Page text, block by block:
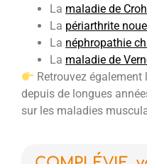
La maladie de
La périarthrite
La néphropathie
La maladie de
Retrouvez également
depuis de longues
sur les maladies